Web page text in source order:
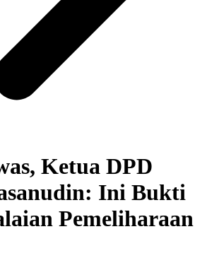
Ketua DPD
Ini Bukti
Pemeliharaan